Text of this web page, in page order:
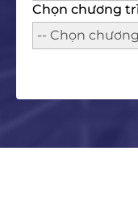
Chọn chương
-- Chọn